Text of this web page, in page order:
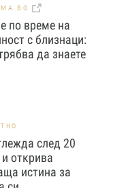
по време на
с близнаци:
да знаете
след 20
открива
истина за